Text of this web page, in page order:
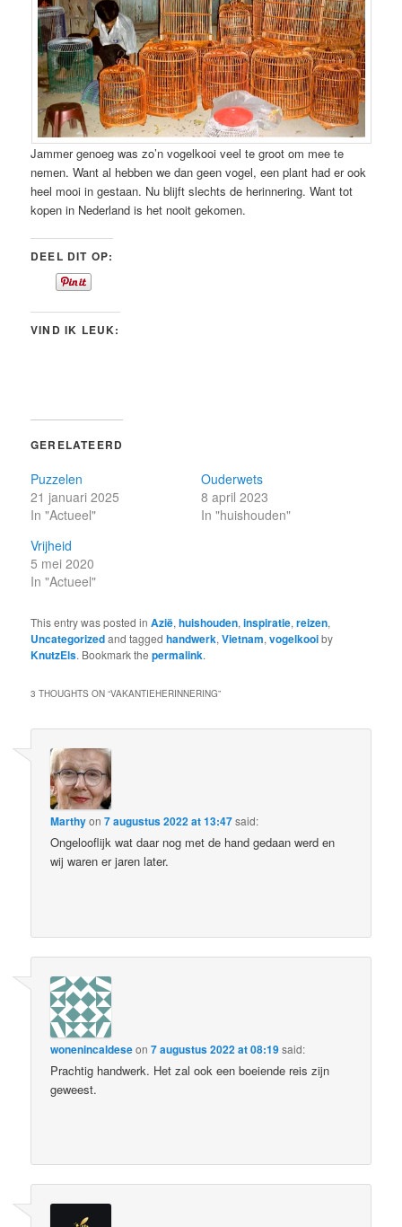
Jammer genoeg was zo’n vogelkooi veel te groot om mee te
nemen. Want al hebben we dan geen vogel, een plant had er ook
heel mooi in gestaan. Nu blijft slechts de herinnering. Want tot
kopen in Nederland is het nooit gekomen.
DEEL DIT OP:
VIND IK LEUK:
GERELATEERD
Puzzelen
21 januari 2025
In "Actueel"
Ouderwets
8 april 2023
In "huishouden"
Vrijheid
5 mei 2020
In "Actueel"
This entry was posted inAzië,huishouden,inspiratie,reizen,
Uncategorizedand taggedhandwerk,Vietnam,vogelkooiby
KnutzEls. Bookmark thepermalink.
3 THOUGHTS ON “VAKANTIEHERINNERING”
Marthyon7 augustus 2022 at 13:47said:
Ongelooflijk wat daar nog met de hand gedaan werd en
wij waren er jaren later.
wonenincaldeseon7 augustus 2022 at 08:19said:
Prachtig handwerk. Het zal ook een boeiende reis zijn
geweest.